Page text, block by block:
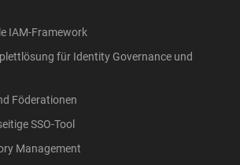
IAM-Framework
für Identity Governance und
Föderationen
SSO-Tool
Management